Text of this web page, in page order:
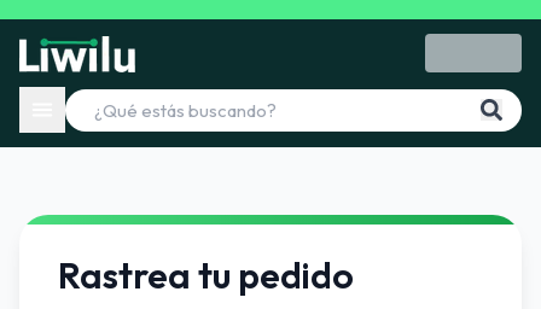
Rastrea tu pedido